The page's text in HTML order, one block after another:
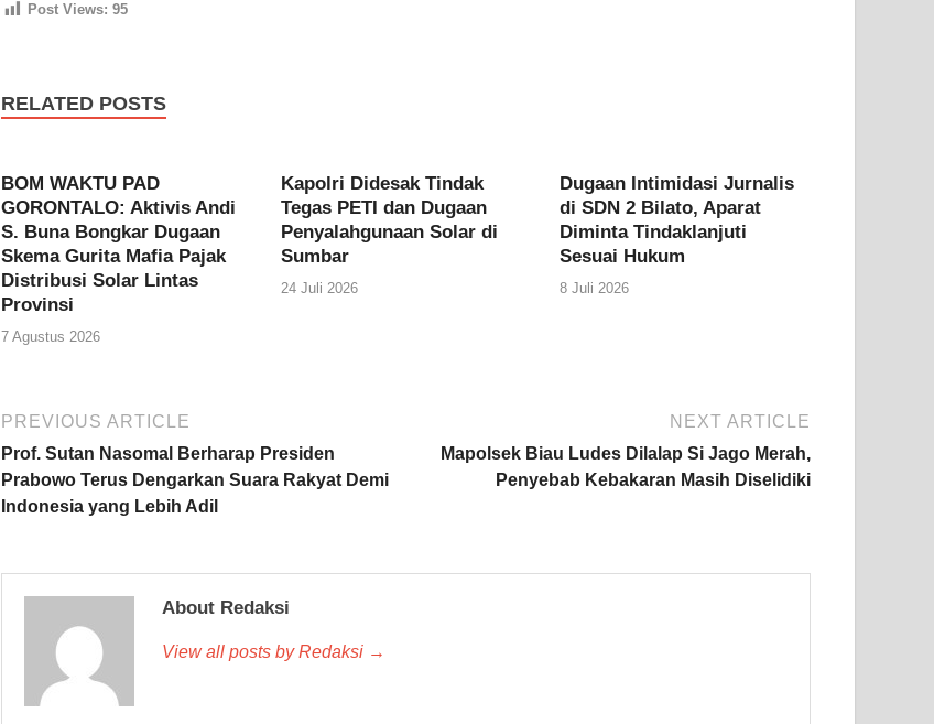
Post Views: 95
RELATED POSTS
BOM WAKTU PAD
GORONTALO: Aktivis Andi
S. Buna Bongkar Dugaan
Skema Gurita Mafia Pajak
Distribusi Solar Lintas
Provinsi
7 Agustus 2026
Kapolri Didesak Tindak
Tegas PETI dan Dugaan
Penyalahgunaan Solar di
Sumbar
24 Juli 2026
Dugaan Intimidasi Jurnalis
di SDN 2 Bilato, Aparat
Diminta Tindaklanjuti
Sesuai Hukum
8 Juli 2026
PREVIOUS ARTICLE
Prof. Sutan Nasomal Berharap Presiden
Prabowo Terus Dengarkan Suara Rakyat Demi
Indonesia yang Lebih Adil
NEXT ARTICLE
Mapolsek Biau Ludes Dilalap Si Jago Merah,
Penyebab Kebakaran Masih Diselidiki
About Redaksi
View all posts by Redaksi →